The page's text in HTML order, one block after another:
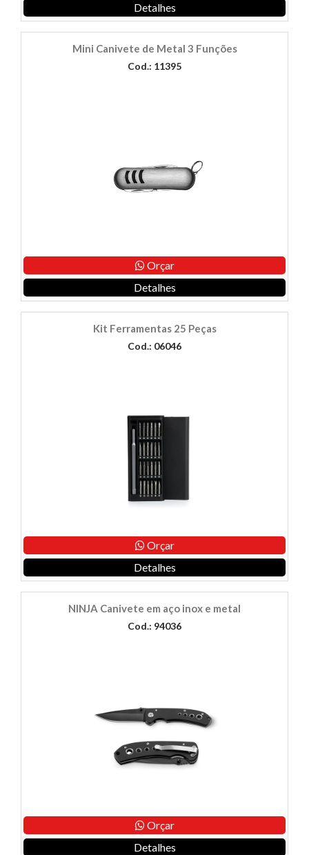
Detalhes
Mini Canivete de Metal 3 Funções
Cod.: 11395
Orçar
Detalhes
Kit Ferramentas 25 Peças
Cod.: 06046
Orçar
Detalhes
NINJA Canivete em aço inox e metal
Cod.: 94036
Orçar
Detalhes